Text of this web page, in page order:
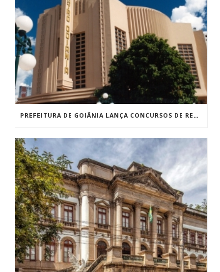
PREFEITURA DE GOIÂNIA LANÇA CONCURSOS DE REDAÇÃO E DE FOTOGRAFIA EM HOMENAGEM AOS 100 ANOS DO ART DÉCO EM PARCERIA COM A ELYSIUM